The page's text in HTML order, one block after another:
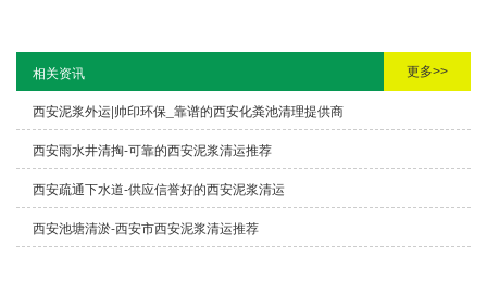
相关资讯 更多>>
西安泥浆外运|帅印环保_靠谱的西安化粪池清理提供商
西安雨水井清掏-可靠的西安泥浆清运推荐
西安疏通下水道-供应信誉好的西安泥浆清运
西安池塘清淤-西安市西安泥浆清运推荐